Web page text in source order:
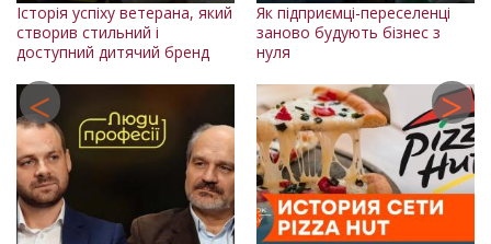
Історія успіху ветерана, який
створив стильний і
доступний дитячий бренд
Як підприємці-переселенці
заново будують бізнес з
нуля